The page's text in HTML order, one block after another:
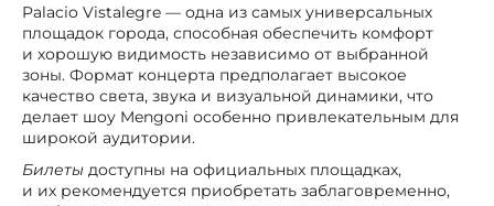
Palacio Vistalegre — одна из самых универсальных
площадок города, способная обеспечить комфорт
и хорошую видимость независимо от выбранной
зоны. Формат концерта предполагает высокое
качество света, звука и визуальной динамики, что
делает шоу Mengoni особенно привлекательным для
широкой аудитории.
Билеты доступны на официальных площадках,
и их рекомендуется приобретать заблаговременно,